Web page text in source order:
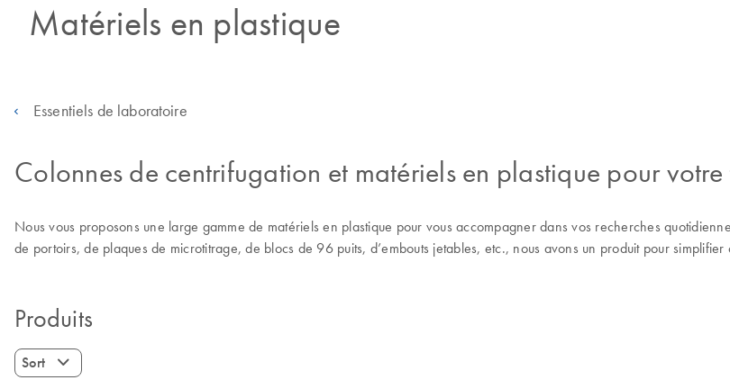
Matériels en plastique
Essentiels de laboratoire
Colonnes de centrifugation et matériels en plastique pour
Nous vous proposons une large gamme de matériels en plastique pour vous accompagner dans vos recherches
de portoirs, de plaques de microtitrage, de blocs de 96 puits, d’embouts jetables, etc., nous avons un produit pour
Produits
Sort